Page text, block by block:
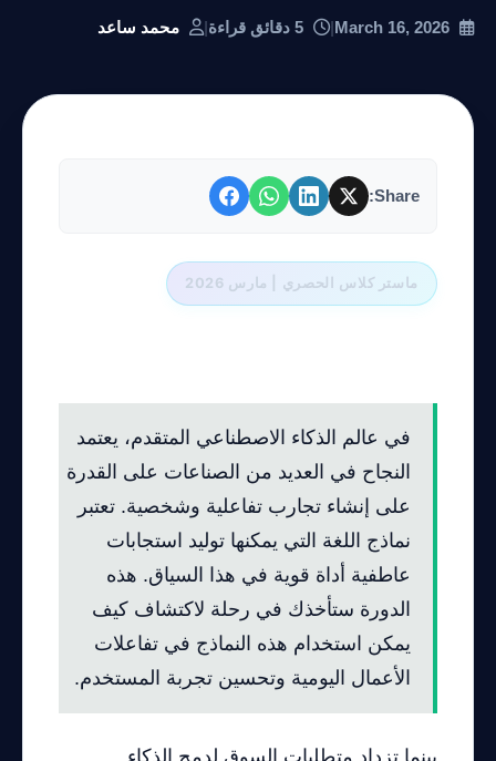
|
| محمد ساعد
Share:
ماستر كلاس الحصري | مارس 2026
في عالم الذكاء الاصطناعي المتقدم، يعتمد
النجاح في العديد من الصناعات على القدرة
على إنشاء تجارب تفاعلية وشخصية. تعتبر
نماذج اللغة التي يمكنها توليد استجابات
عاطفية أداة قوية في هذا السياق. هذه
الدورة ستأخذك في رحلة لاكتشاف كيف
يمكن استخدام هذه النماذج في تفاعلات
الأعمال اليومية وتحسين تجربة المستخدم.
بينما تزداد متطلبات السوق لدمج الذكاء